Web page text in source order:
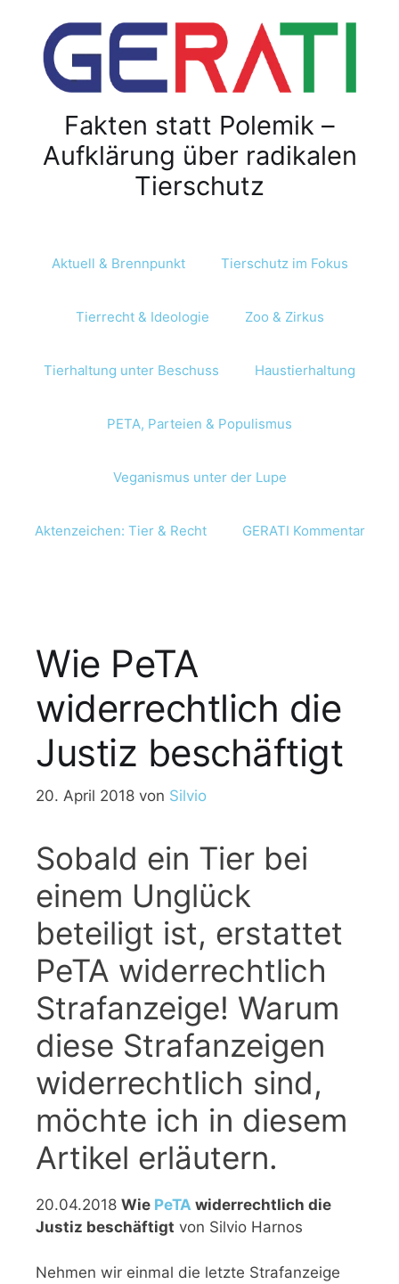
Fakten statt Polemik –
Aufklärung über radikalen
Tierschutz
Aktuell & Brennpunkt Tierschutz im Fokus
Tierrecht & Ideologie Zoo & Zirkus
Tierhaltung unter Beschuss Haustierhaltung
PETA, Parteien & Populismus
Veganismus unter der Lupe
Aktenzeichen: Tier & Recht GERATI Kommentar
Wie PeTA
widerrechtlich die
Justiz beschäftigt
20. April 2018 von Silvio
Sobald ein Tier bei
einem Unglück
beteiligt ist, erstattet
PeTA widerrechtlich
Strafanzeige! Warum
diese Strafanzeigen
widerrechtlich sind,
möchte ich in diesem
Artikel erläutern.
20.04.2018 Wie PeTA widerrechtlich die
Justiz beschäftigt von Silvio Harnos
Nehmen wir einmal die letzte Strafanzeige